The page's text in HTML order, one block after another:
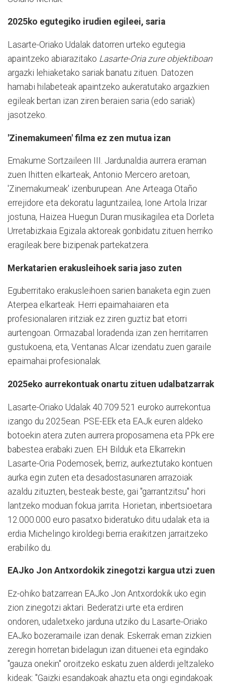
2025ko egutegiko irudien egileei, saria
Lasarte-Oriako Udalak datorren urteko egutegia
apaintzeko abiarazitako Lasarte-Oria zure objektiboan
argazki lehiaketako sariak banatu zituen. Datozen
hamabi hilabeteak apaintzeko aukeratutako argazkien
egileak bertan izan ziren beraien saria (edo sariak)
jasotzeko.
'Zinemakumeen' filma ez zen mutua izan
Emakume Sortzaileen III. Jardunaldia aurrera eraman
zuen Ihitten elkarteak, Antonio Mercero aretoan,
'Zinemakumeak' izenburupean. Ane Arteaga Otaño
errejidore eta dekoratu laguntzailea, Ione Artola Irizar
jostuna, Haizea Huegun Duran musikagilea eta Dorleta
Urretabizkaia Egizala aktoreak gonbidatu zituen herriko
eragileak bere bizipenak partekatzera.
Merkatarien erakusleihoek saria jaso zuten
Eguberritako erakusleihoen sarien banaketa egin zuen
Aterpea elkarteak. Herri epaimahaiaren eta
profesionalaren iritziak ez ziren guztiz bat etorri
aurtengoan. Ormazabal loradenda izan zen herritarren
gustukoena, eta, Ventanas Alcar izendatu zuen garaile
epaimahai profesionalak.
2025eko aurrekontuak onartu zituen udalbatzarrak
Lasarte-Oriako Udalak 40.709.521 euroko aurrekontua
izango du 2025ean. PSE-EEk eta EAJk euren aldeko
botoekin atera zuten aurrera proposamena eta PPk ere
babestea erabaki zuen. EH Bilduk eta Elkarrekin
Lasarte-Oria Podemosek, berriz, aurkeztutako kontuen
aurka egin zuten eta desadostasunaren arrazoiak
azaldu zituzten, besteak beste, gai "garrantzitsu" hori
lantzeko moduan fokua jarrita. Horietan, inbertsioetara
12.000.000 euro pasatxo bideratuko ditu udalak eta ia
erdia Michelingo kiroldegi berria eraikitzen jarraitzeko
erabiliko du.
EAJko Jon Antxordokik zinegotzi kargua utzi zuen
Ez-ohiko batzarrean EAJko Jon Antxordokik uko egin
zion zinegotzi aktari. Bederatzi urte eta erdiren
ondoren, udaletxeko jarduna utziko du Lasarte-Oriako
EAJko bozeramaile izan denak. Eskerrak eman zizkien
zeregin horretan bidelagun izan dituenei eta egindako
"gauza onekin" oroitzeko eskatu zuen alderdi jeltzaleko
kideak: "Gaizki esandakoak ahaztu eta ongi egindakoak